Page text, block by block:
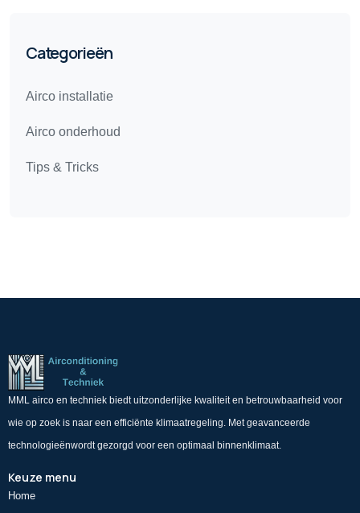
Categorieën
Airco installatie
Airco onderhoud
Tips & Tricks
MML airco en techniek biedt uitzonderlijke kwaliteit en betrouwbaarheid voor
wie op zoek is naar een efficiënte klimaatregeling. Met geavanceerde
technologieënwordt gezorgd voor een optimaal binnenklimaat.
Keuze menu
Home